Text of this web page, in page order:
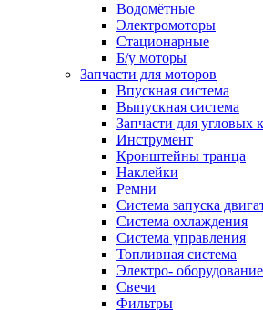
Водомётные
Электромоторы
Стационарные
Б/у моторы
Запчасти для моторов
Впускная система
Выпускная система
Запчасти для угловых
Инструмент
Кронштейны транца
Наклейки
Ремни
Система запуска
Система охлаждения
Система управления
Топливная система
Электро- оборудование
Свечи
Фильтры